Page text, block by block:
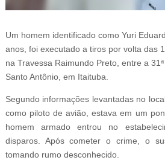
Um homem identificado como Yuri
anos, foi executado a tiros por volta das
na Travessa Raimundo Preto, entre a
Santo Antônio, em Itaituba.
Segundo informações levantadas no
como piloto de avião, estava em um
homem armado entrou no
disparos. Após cometer o crime, o
tomando rumo desconhecido.